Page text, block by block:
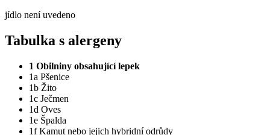
jídlo není uvedeno
Tabulka s alergeny
1 Obilniny obsahující lepek
1a Pšenice
1b Žito
1c Ječmen
1d Oves
1e Špalda
1f Kamut nebo jejich hybridní odrůdy